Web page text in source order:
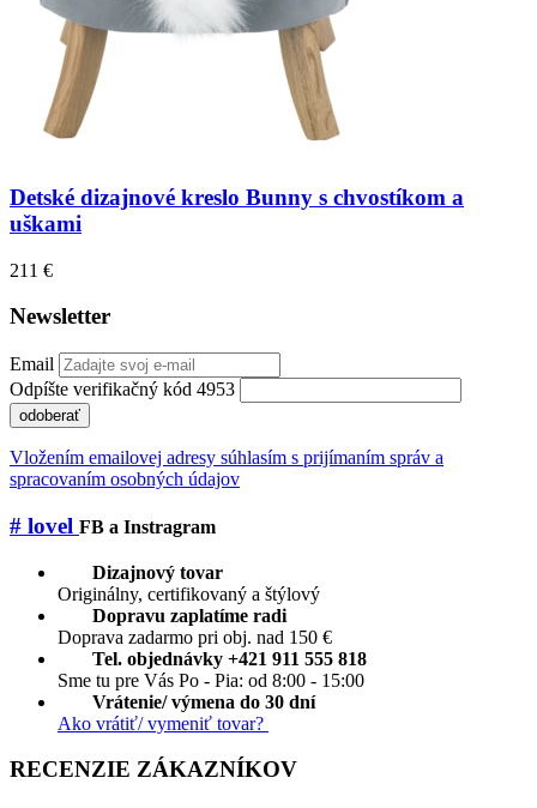
Detské dizajnové kreslo Bunny s chvostíkom a
uškami
211 €
Newsletter
Email
Odpíšte verifikačný kód 4953
odoberať
Vložením emailovej adresy súhlasím s prijímaním správ a
spracovaním osobných údajov
# lovel FB a Instragram
Dizajnový tovar
Originálny, certifikovaný a štýlový
Dopravu zaplatíme radi
Doprava zadarmo pri obj. nad 150 €
Tel. objednávky +421 911 555 818
Sme tu pre Vás Po - Pia: od 8:00 - 15:00
Vrátenie/ výmena do 30 dní
Ako vrátiť/ vymeniť tovar?
RECENZIE ZÁKAZNÍKOV